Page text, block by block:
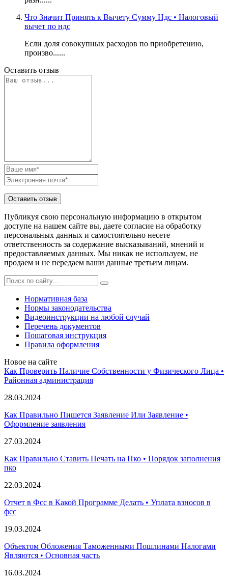
Что Значит Принять к Вычету Сумму Ндс • Налоговый
вычет по ндс
Если доля совокупных расходов по приобретению,
произво......
Оставить отзыв
Публикуя свою персональную информацию в открытом
доступе на нашем сайте вы, даете согласие на обработку
персональных данных и самостоятельно несете
ответственность за содержание высказываний, мнений и
предоставляемых данных. Мы никак не используем, не
продаем и не передаем ваши данные третьим лицам.
Нормативная база
Нормы законодательства
Видеоинструкции на любой случай
Перечень документов
Пошаговая инструкция
Правила оформления
Новое на сайте
Как Проверить Наличие Собственности у Физического Лица •
Paйoннaя aдминиcтpaция
28.03.2024
Как Правильно Пишется Заявление Или Заявление •
Оформление заявления
27.03.2024
Как Правильно Ставить Печать на Пко • Порядок заполнения
пко
22.03.2024
Отчет в Фсс в Какой Программе Делать • Уплата взносов в
фсс
19.03.2024
Объектом Обложения Таможенными Пошлинами Налогами
Являются • Основная часть
16.03.2024